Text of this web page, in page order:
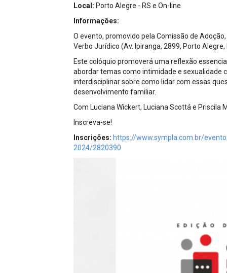
Alienação Parental
Encontre um Escritório
Local: Porto Alegre - RS e On-line
Informações:
O evento, promovido pela Comissão de
Verbo Jurídico (Av. Ipiranga, 2899, Porto Alegre,
Este colóquio promoverá uma reflexão
abordar temas como intimidade e sexualidade
interdisciplinar sobre como lidar com essas
desenvolvimento familiar.
Com Luciana Wickert, Luciana Scottá e Priscila
Inscreva-se!
Inscrições: https://www.sympla.com.br/
2024/2820390